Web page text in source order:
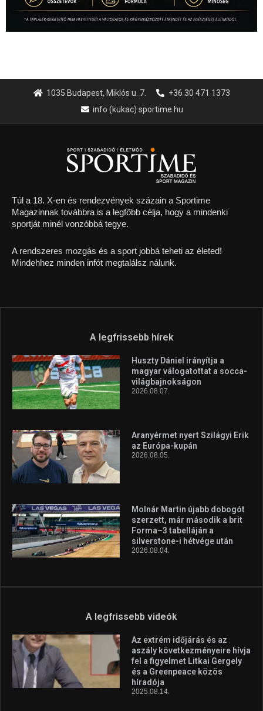
1035 Budapest, Miklós u. 7.
+36 30 471 1373
info (kukac) sportime.hu
Túl a 18. X-en és rendezvények százain a Sportime
Magazinnak továbbra is a legfőbb célja, hogy a mindenki
sportját minél vonzóbbá tegye.
A rendszeres mozgás és a sport jobbá teheti az életed!
Mindehhez minden infót megtalálsz nálunk.
A legfrissebb hírek
Huszty Dániel irányítja a
magyar válogatottat a socca-
világbajnokságon
2026.08.07.
Aranyérmet nyert Szilágyi Erik
az Európa-kupán
2026.08.05.
Molnár Martin újabb dobogót
szerzett, már második a brit
Forma–3 tabelláján a
silverstone-i hétvége után
2026.08.04.
A legfrissebb videók
Az extrém időjárás és az
aszály következményeire hívja
fel a figyelmet Litkai Gergely
és a Greenpeace közös
híradója
2025.08.14.